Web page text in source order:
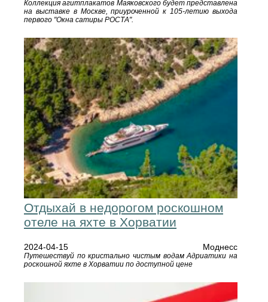
Коллекция агитплакатов Маяковского будет представлена
на выставке в Москве, приуроченной к 105-летию выхода
первого "Окна сатиры РОСТА".
Отдыхай в недорогом роскошном
отеле на яхте в Хорватии
2024-04-15 Моднесс
Путешествуй по кристально чистым водам Адриатики на
роскошной яхте в Хорватии по доступной цене